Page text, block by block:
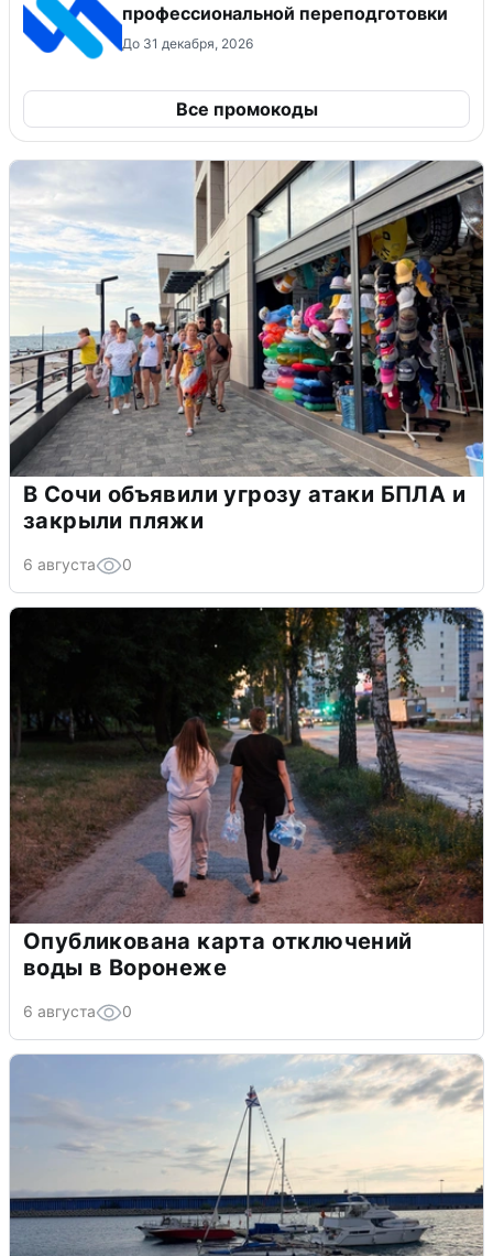
профессиональной переподготовки
До 31 декабря, 2026
Все промокоды
В Сочи объявили угрозу атаки БПЛА и
закрыли пляжи
6 августа 0
Опубликована карта отключений
воды в Воронеже
6 августа 0